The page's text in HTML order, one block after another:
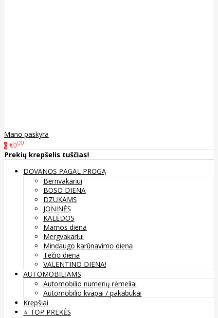
Mano paskyra
0 €000
Prekių krepšelis tuščias!
DOVANOS PAGAL PROGĄ
Bernvakariui
BOSO DIENA
DZŪKAMS
JONINĖS
KALĖDOS
Mamos diena
Mergvakariui
Mindaugo karūnavimo diena
Tėčio diena
VALENTINO DIENA!
AUTOMOBILIAMS
Automobilio numerių rėmeliai
Automobilio kvapai / pakabukai
Krepšiai
⭐️ TOP PREKĖS